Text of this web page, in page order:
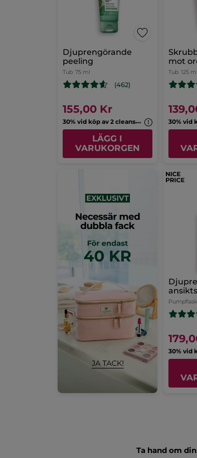
Djuprengörande
peeling
Tub 75 ml
(462)
155,00 Kr
3
0% vid köp av 2 cleansers
LÄGG I
VARUKORGEN
mot
Tub 125 ml
Ta hand om